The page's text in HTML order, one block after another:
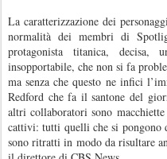
La caratterizzazione dei
normalità dei membri di
protagonista titanica,
insopportabile, che non si fa
ma senza che questo ne infici
Redford che fa il santone del
altri collaboratori sono
cattivi: tutti quelli che si pongono
sono ritratti in modo da risultare